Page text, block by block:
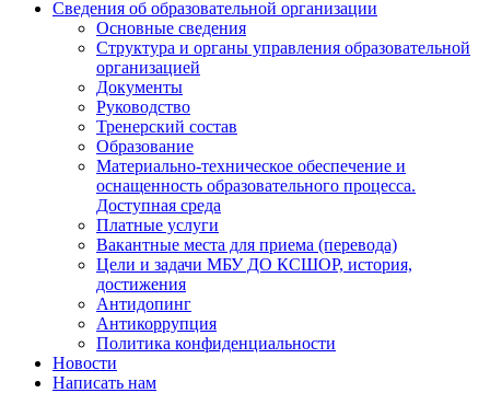
Сведения об образовательной организации
Основные сведения
Структура и органы управления образовательной
организацией
Документы
Руководство
Тренерский состав
Образование
Материально-техническое обеспечение и
оснащенность образовательного процесса.
Доступная среда
Платные услуги
Вакантные места для приема (перевода)
Цели и задачи МБУ ДО КСШОР, история,
достижения
Антидопинг
Антикоррупция
Политика конфиденциальности
Новости
Написать нам